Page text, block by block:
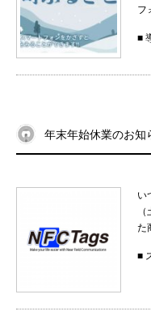
フ
■
年末年始休業のお知
い
た
■